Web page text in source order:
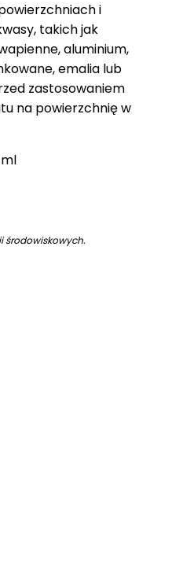
i
takich jak
aluminium,
emalia lub
zastosowaniem
na powierzchnię w
środowiskowych.